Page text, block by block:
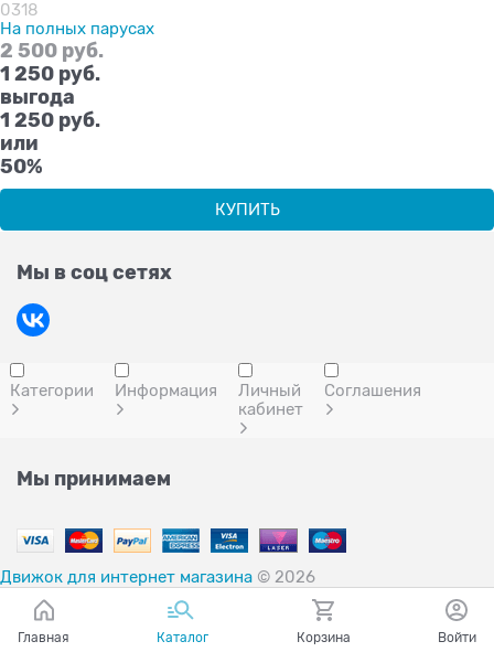
0318
На полных парусах
2 500 руб.
1 250 руб.
выгода
1 250 руб.
или
50%
КУПИТЬ
Мы в соц сетях
Категории Информация
Личный
кабинет
Соглашения
Мы принимаем
Движок для интернет магазина © 2026
Главная Каталог Корзина Войти